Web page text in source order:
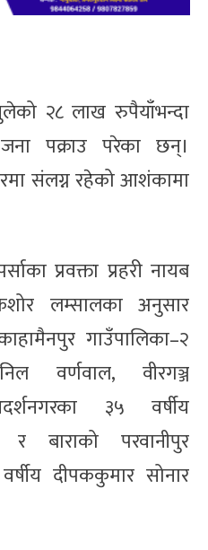
२८ लाख रुपैयाँभन्दा
पक्राउ परेका छन्।
संलग्न रहेको आशंकामा
प्रवक्ता प्रहरी नायब
लम्सालका अनुसार
गाउँपालिका–२
वर्णवाल, वीरगञ्ज
३५ वर्षीय
र बाराको परवानीपुर
दीपककुमार सोनार